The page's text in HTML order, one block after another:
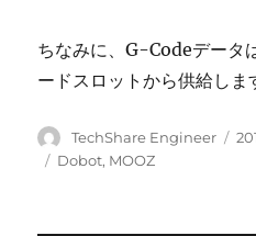
ちなみに、G-Codeデータ
ードスロットから供給しま
投
稿
TechShare Engineer
投
タ
Dobot, MOOZ